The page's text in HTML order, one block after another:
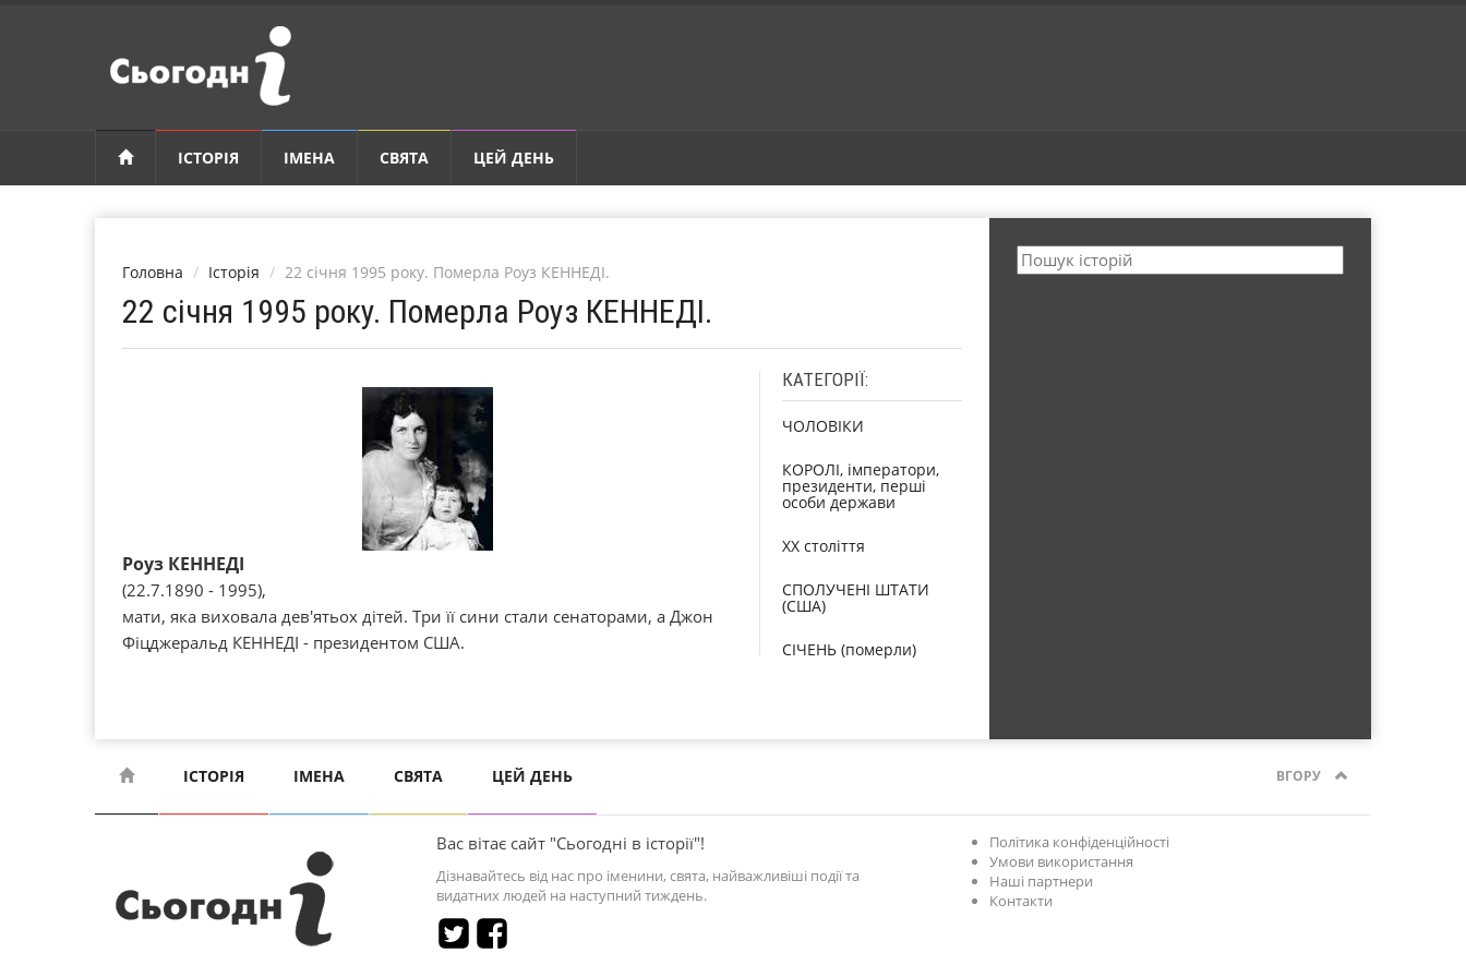
ІСТОРІЯ ІМЕНА СВЯТА ЦЕЙ ДЕНЬ
Головна Історія 22 січня 1995 року. Померла Роуз КЕННЕДІ.
22 січня 1995 року. Померла Роуз КЕННЕДІ.
Роуз КЕННЕДІ
(22.7.1890 - 1995),
мати, яка виховала дев'ятьох дітей. Три її сини стали сенаторами, а Джон
Фіцджеральд КЕННЕДІ - президентом США.
КАТЕГОРІЇ:
ЧОЛОВІКИ
КОРОЛІ, імператори,
президенти, перші
особи держави
XX століття
СПОЛУЧЕНІ ШТАТИ
(США)
СІЧЕНЬ (померли)
ІСТОРІЯ ІМЕНА СВЯТА ЦЕЙ ДЕНЬ ВГОРУ
Вас вітає сайт "Сьогодні в історії"!
Дізнавайтесь від нас про іменини, свята, найважливіші події та
видатних людей на наступний тиждень.
Політика конфіденційності
Умови використання
Наші партнери
Контакти